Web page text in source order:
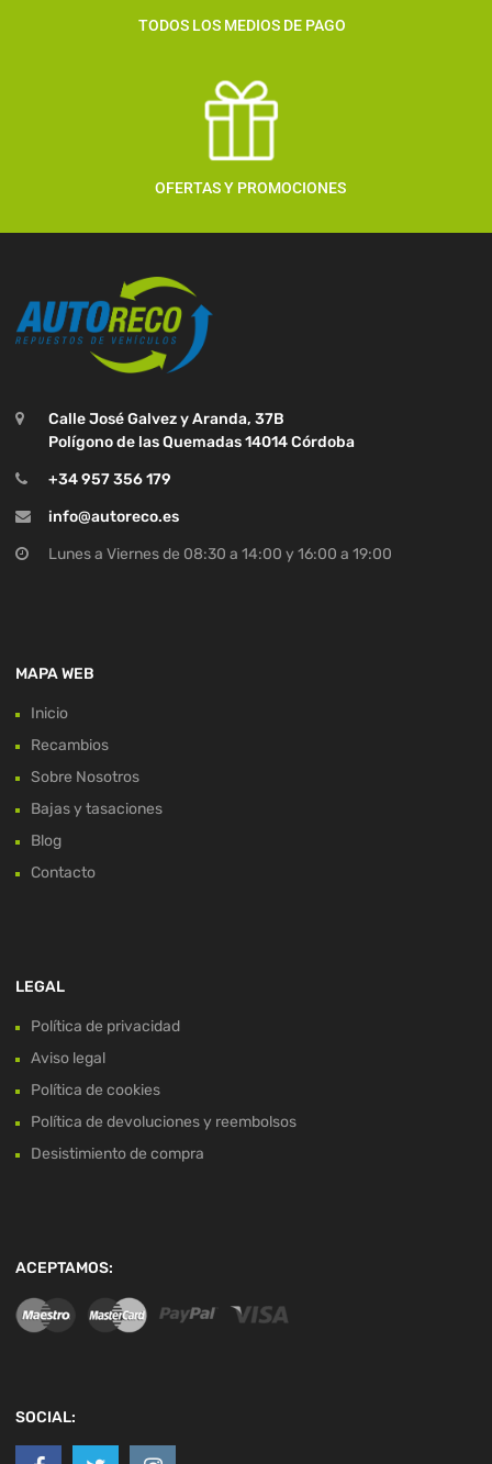
TODOS LOS MEDIOS DE PAGO
OFERTAS Y PROMOCIONES
Calle José Galvez y Aranda, 37B
Polígono de las Quemadas 14014 Córdoba
+34 957 356 179
info@autoreco.es
Lunes a Viernes de 08:30 a 14:00 y 16:00 a 19:00
MAPA WEB
Inicio
Recambios
Sobre Nosotros
Bajas y tasaciones
Blog
Contacto
LEGAL
Política de privacidad
Aviso legal
Política de cookies
Política de devoluciones y reembolsos
Desistimiento de compra
ACEPTAMOS:
SOCIAL: